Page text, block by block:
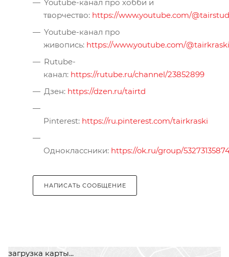
Youtube-канал про хобби и
творчество: https://www.youtube.com/
Youtube-канал про
живопись: https://www.youtube.com/@tairkraski
Rutube-
канал: https://rutube.ru/channel/23852899
Дзен: https://dzen.ru/tairtd
Pinterest: https://ru.pinterest.com/tairkraski
Одноклассники: https://ok.ru/group/
НАПИСАТЬ СООБЩЕНИЕ
загрузка карты...